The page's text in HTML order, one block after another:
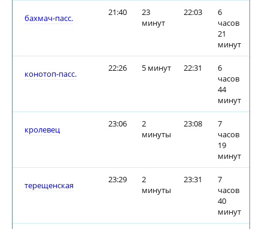
бахмач-пасс.
21:40
23
минут
22:03
6
часов
21
минут
конотоп-пасс.
22:26 5 минут 22:31
6
часов
44
минут
кролевец
23:06
2
минуты
23:08
7
часов
19
минут
терещенская
23:29
2
минуты
23:31
7
часов
40
минут